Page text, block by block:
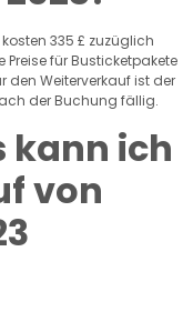
335 £ zuzüglich
für Busticketpakete
den Weiterverkauf ist der
der Buchung fällig.
kann ich
von